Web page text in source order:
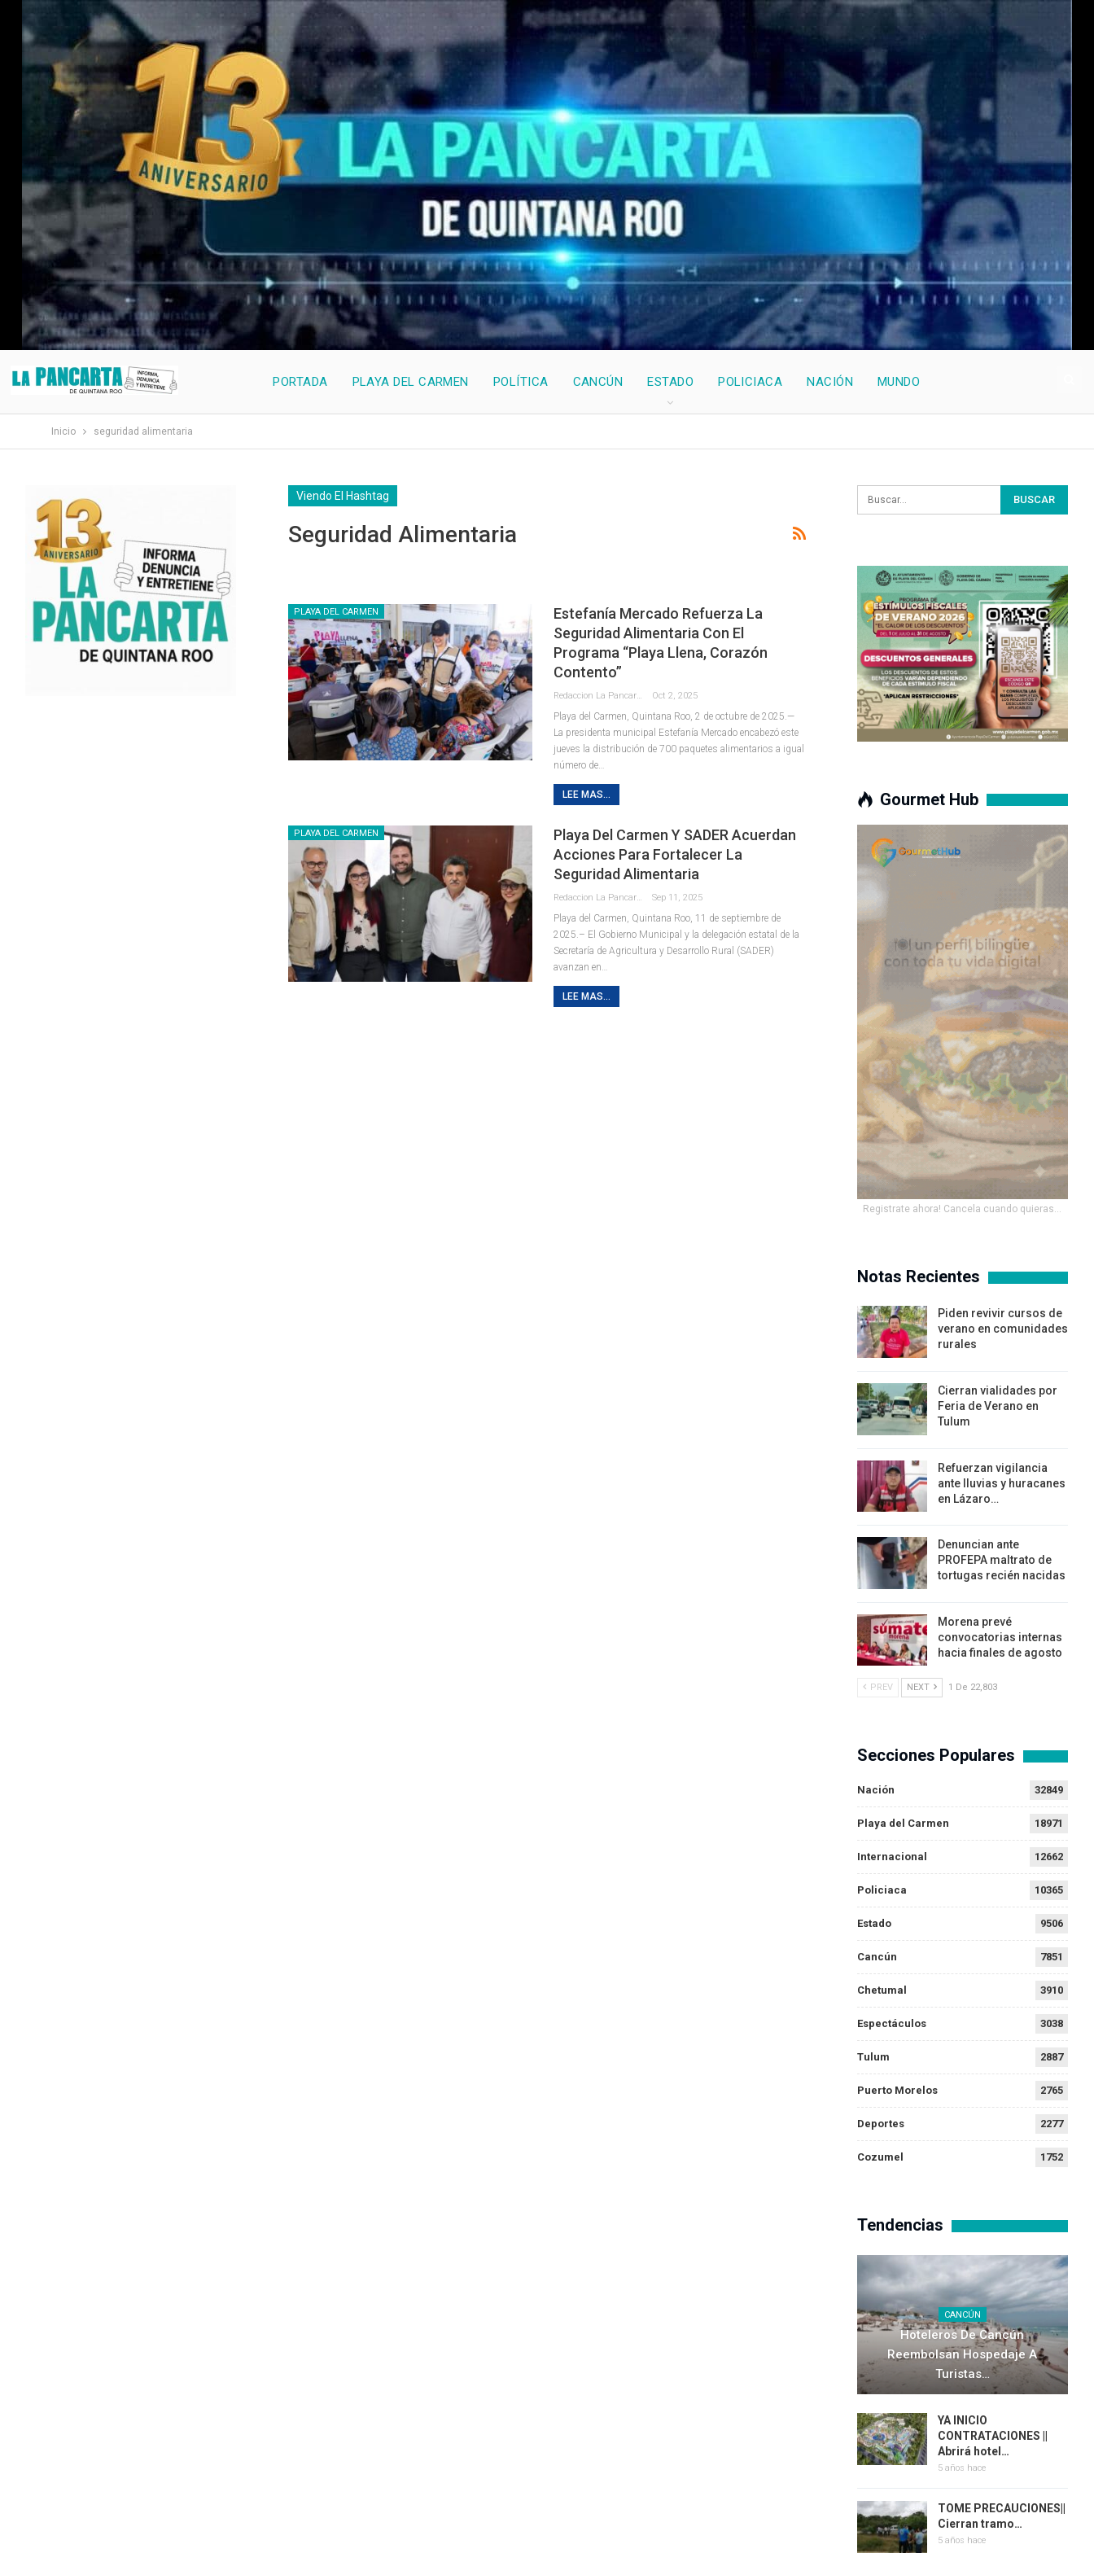
PORTADA PLAYA DEL CARMEN POLÍTICA CANCÚN ESTADO POLICIACA NACIÓN MUNDO
Inicio seguridad alimentaria
Viendo El Hashtag
Seguridad Alimentaria
PLAYA DEL CARMEN
Estefanía Mercado Refuerza La
Seguridad Alimentaria Con El
Programa “Playa Llena, Corazón
Contento”
Oct 2, 2025
Playa del Carmen, Quintana Roo, 2 de octubre de 2025.—
La presidenta municipal Estefanía Mercado encabezó este
jueves la distribución de 700 paquetes alimentarios a igual
número de
LEE MAS...
PLAYA DEL CARMEN
Playa Del Carmen Y SADER Acuerdan
Acciones Para Fortalecer La
Seguridad Alimentaria
Sep 11, 2025
Playa del Carmen, Quintana Roo, 11 de septiembre de
2025.– El Gobierno Municipal y la delegación estatal de la
Secretaría de Agricultura y Desarrollo Rural (SADER)
avanzan en
LEE MAS...
Gourmet Hub
Registrate ahora! Cancela cuando quieras...
Notas Recientes
Piden revivir cursos de
verano en comunidades
rurales
Cierran vialidades por
Feria de Verano en
Tulum
Refuerzan vigilancia
ante lluvias y huracanes
en Lázaro…
Denuncian ante
PROFEPA maltrato de
tortugas recién nacidas
Morena prevé
convocatorias internas
hacia finales de agosto
PREV NEXT 1 De 22,803
Secciones Populares
Nación 32849
Playa del Carmen 18971
Internacional 12662
Policiaca 10365
Estado 9506
Cancún 7851
Chetumal 3910
Espectáculos 3038
Tulum 2887
Puerto Morelos 2765
Deportes 2277
Cozumel 1752
Tendencias
CANCÚN
Hoteleros De Cancún
Reembolsan Hospedaje A
Turistas…
YA INICIO
CONTRATACIONES ||
Abrirá hotel…
5 años hace
TOME PRECAUCIONES||
Cierran tramo…
5 años hace